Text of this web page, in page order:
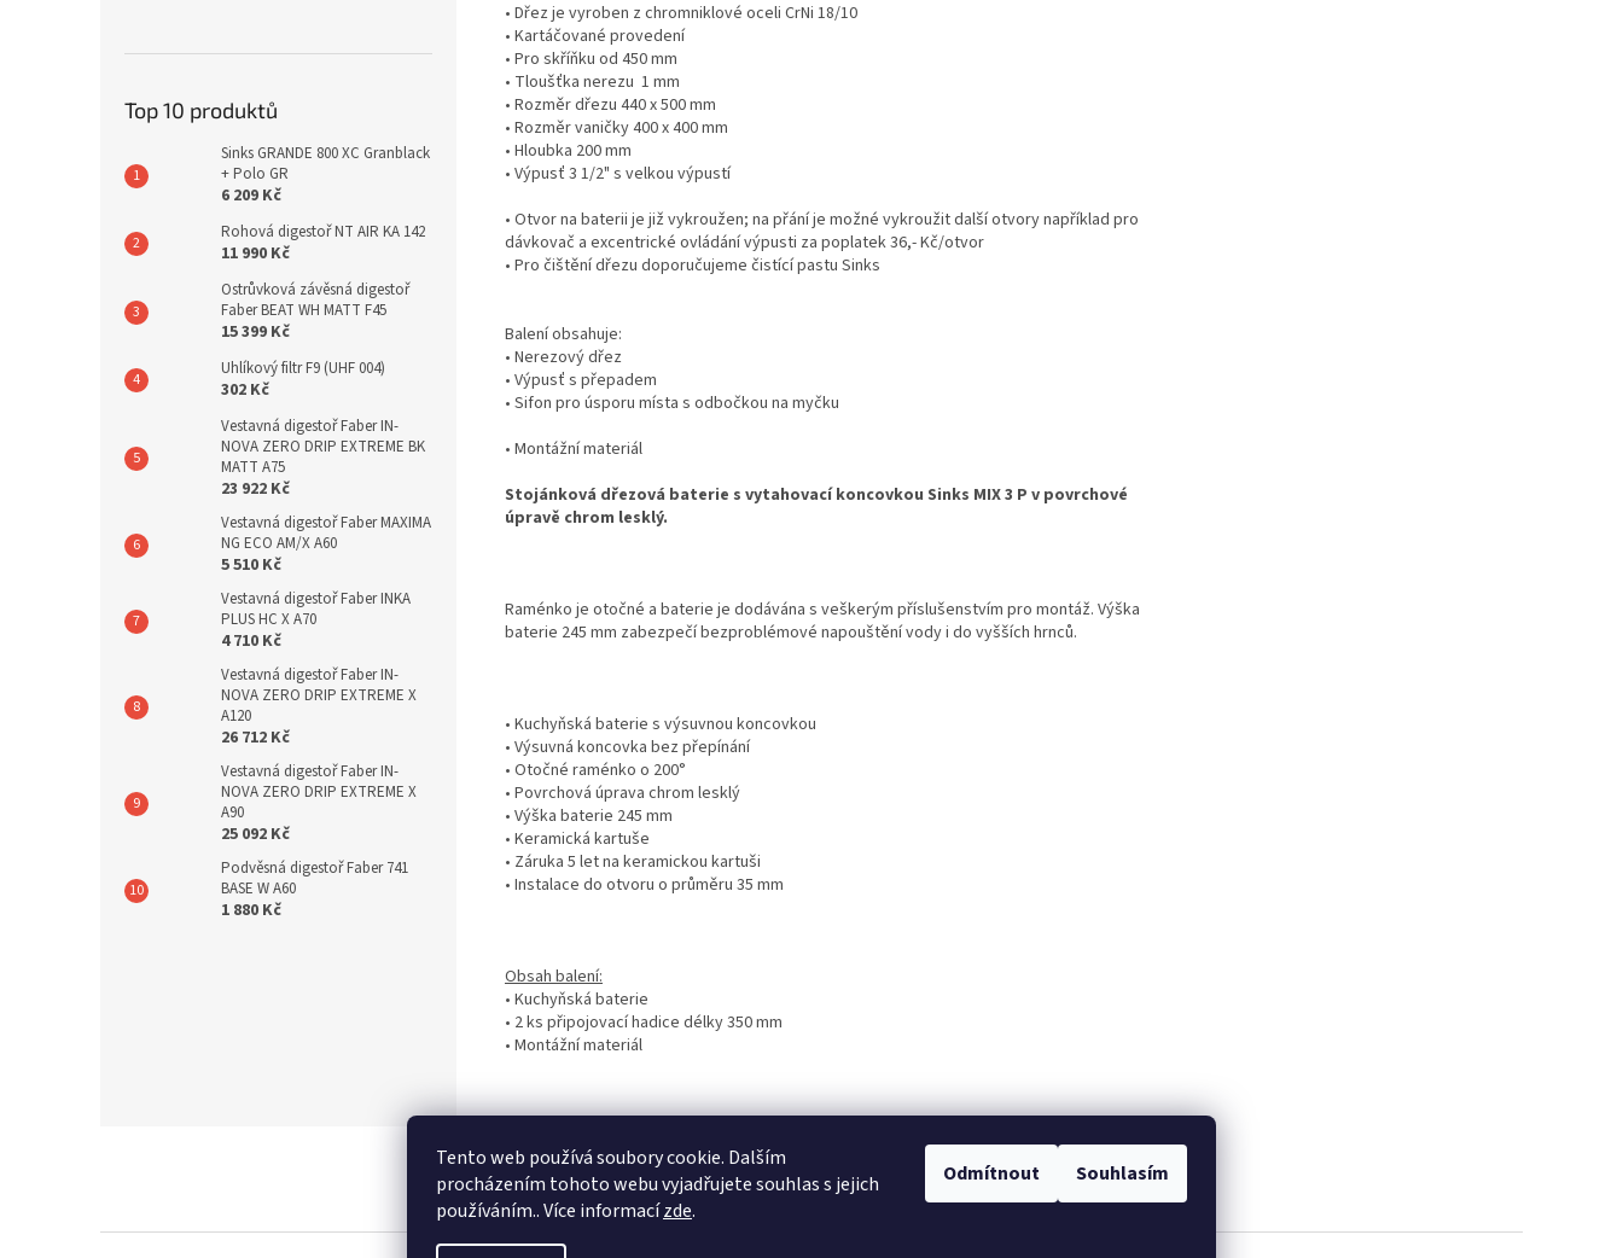
Tento web používá soubory cookie. Dalším
procházením tohoto webu vyjadřujete souhlas s jejich
používáním.. Více informacízde.
Odmítnout Souhlasím
Top 10 produktů
Sinks GRANDE 800 XC Granblack
+ Polo GR
6 209 Kč
Rohová digestoř NT AIR KA 142
11 990 Kč
Ostrůvková závěsná digestoř
Faber BEAT WH MATT F45
15 399 Kč
Uhlíkový filtr F9 (UHF 004)
302 Kč
Vestavná digestoř Faber IN-
NOVA ZERO DRIP EXTREME BK
MATT A75
23 922 Kč
Vestavná digestoř Faber MAXIMA
NG ECO AM/X A60
5 510 Kč
Vestavná digestoř Faber INKA
PLUS HC X A70
4 710 Kč
Vestavná digestoř Faber IN-
NOVA ZERO DRIP EXTREME X
A120
26 712 Kč
Vestavná digestoř Faber IN-
NOVA ZERO DRIP EXTREME X
A90
25 092 Kč
Podvěsná digestoř Faber 741
BASE W A60
1 880 Kč
• Dřez je vyroben z chromniklové oceli CrNi 18/10
• Kartáčované provedení
• Pro skříňku od 450 mm
• Tloušťka nerezu 1 mm
• Rozměr dřezu 440 x 500 mm
• Rozměr vaničky 400 x 400 mm
• Hloubka 200 mm
• Výpusť 3 1/2" s velkou výpustí
• Otvor na baterii je již vykroužen; na přání je možné vykroužit další otvory například pro
dávkovač a excentrické ovládání výpusti za poplatek 36,- Kč/otvor
• Pro čištění dřezu doporučujeme čistící pastu Sinks
Balení obsahuje:
• Nerezový dřez
• Výpusť s přepadem
• Sifon pro úsporu místa s odbočkou na myčku
• Montážní materiál
Stojánková dřezová baterie s vytahovací koncovkou Sinks MIX 3 P v povrchové
úpravě chrom lesklý.
Raménko je otočné a baterie je dodávána s veškerým příslušenstvím pro montáž. Výška
baterie 245 mm zabezpečí bezproblémové napouštění vody i do vyšších hrnců.
• Kuchyňská baterie s výsuvnou koncovkou
• Výsuvná koncovka bez přepínání
• Otočné raménko o 200°
• Povrchová úprava chrom lesklý
• Výška baterie 245 mm
• Keramická kartuše
• Záruka 5 let na keramickou kartuši
• Instalace do otvoru o průměru 35 mm
Obsah balení:
• Kuchyňská baterie
• 2 ks připojovací hadice délky 350 mm
• Montážní materiál
stavební pouzdra ECLISSE stavební pouzdra JAP stavební pouzdra SCRIGNO